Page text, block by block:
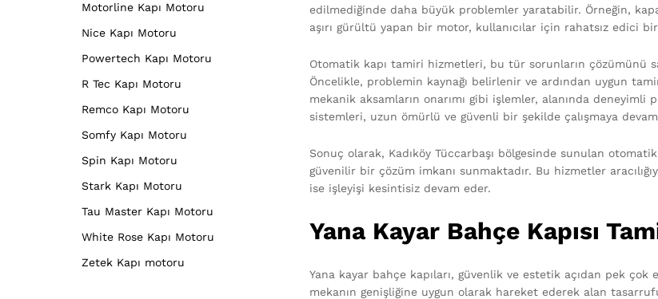
edilmediğinde daha büyük problemler yaratabilir. Örneğin,
aşırı gürültü yapan bir motor, kullanıcılar için rahatsız edici
Otomatik kapı tamiri hizmetleri, bu tür sorunların çözümünü
Öncelikle, problemin kaynağı belirlenir ve ardından uygun
mekanik aksamların onarımı gibi işlemler, alanında
sistemleri, uzun ömürlü ve güvenli bir şekilde çalışmaya
Sonuç olarak, Kadıköy Tüccarbaşı bölgesinde sunulan
güvenilir bir çözüm imkanı sunmaktadır. Bu hizmetler
ise işleyişi kesintisiz devam eder.
Yana Kayar Bahçe Kapısı
Yana kayar bahçe kapıları, güvenlik ve estetik açıdan pek
mekanın genişliğine uygun olarak hareket ederek alan
Motorline Kapı Motoru
Nice Kapı Motoru
Powertech Kapı Motoru
R Tec Kapı Motoru
Remco Kapı Motoru
Somfy Kapı Motoru
Spin Kapı Motoru
Stark Kapı Motoru
Tau Master Kapı Motoru
White Rose Kapı Motoru
Zetek Kapı motoru